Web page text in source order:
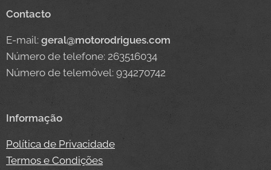
Contacto
E-mail: geral@motorodrigues.com
Número de telefone: 263516034
Número de telemóvel: 934270742
Informação
Política de Privacidade
Termos e Condições